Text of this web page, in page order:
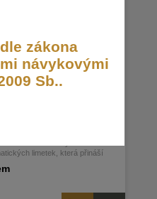
limetek, která přináší
zákona
návykovými
Sb..